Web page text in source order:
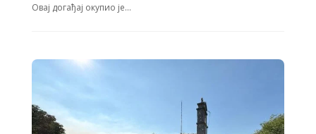
Овај догађај окупио је…